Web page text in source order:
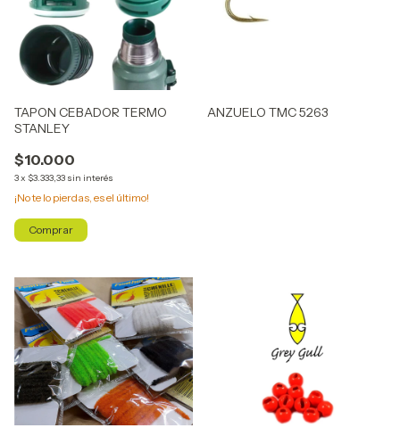
TAPON CEBADOR TERMO
STANLEY
$10.000
3x $3.333,33 sin interés
¡No te lo pierdas, es el último!
Comprar
ANZUELO TMC 5263